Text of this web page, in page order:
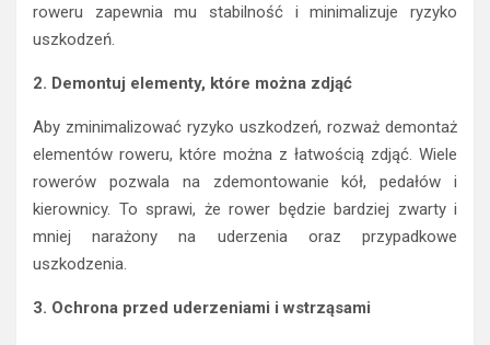
roweru zapewnia mu stabilność i minimalizuje ryzyko
uszkodzeń.
2. Demontuj elementy, które można zdjąć
Aby zminimalizować ryzyko uszkodzeń, rozważ demontaż
elementów roweru, które można z łatwością zdjąć. Wiele
rowerów pozwala na zdemontowanie kół, pedałów i
kierownicy. To sprawi, że rower będzie bardziej zwarty i
mniej narażony na uderzenia oraz przypadkowe
uszkodzenia.
3. Ochrona przed uderzeniami i wstrząsami